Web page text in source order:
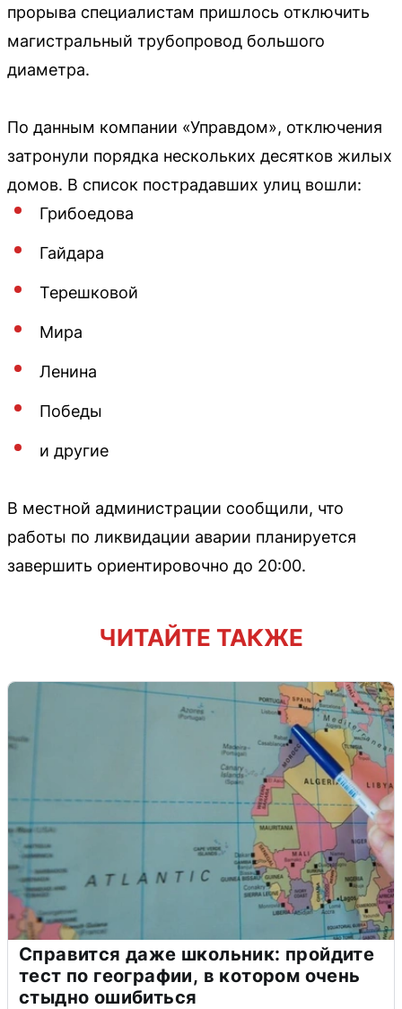
прорыва специалистам пришлось отключить
магистральный трубопровод большого
диаметра.
По данным компании «Управдом», отключения
затронули порядка нескольких десятков жилых
домов. В список пострадавших улиц вошли:
Грибоедова
Гайдара
Терешковой
Мира
Ленина
Победы
и другие
В местной администрации сообщили, что
работы по ликвидации аварии планируется
завершить ориентировочно до 20:00.
ЧИТАЙТЕ ТАКЖЕ
Справится даже школьник: пройдите
тест по географии, в котором очень
стыдно ошибиться